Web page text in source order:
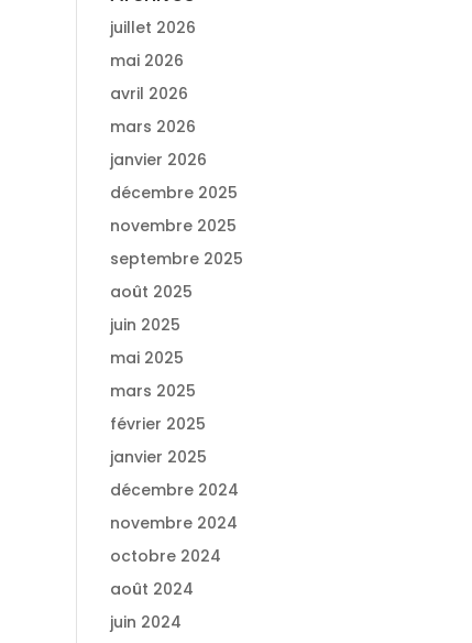
juillet 2026
mai 2026
avril 2026
mars 2026
janvier 2026
décembre 2025
novembre 2025
septembre 2025
août 2025
juin 2025
mai 2025
mars 2025
février 2025
janvier 2025
décembre 2024
novembre 2024
octobre 2024
août 2024
juin 2024